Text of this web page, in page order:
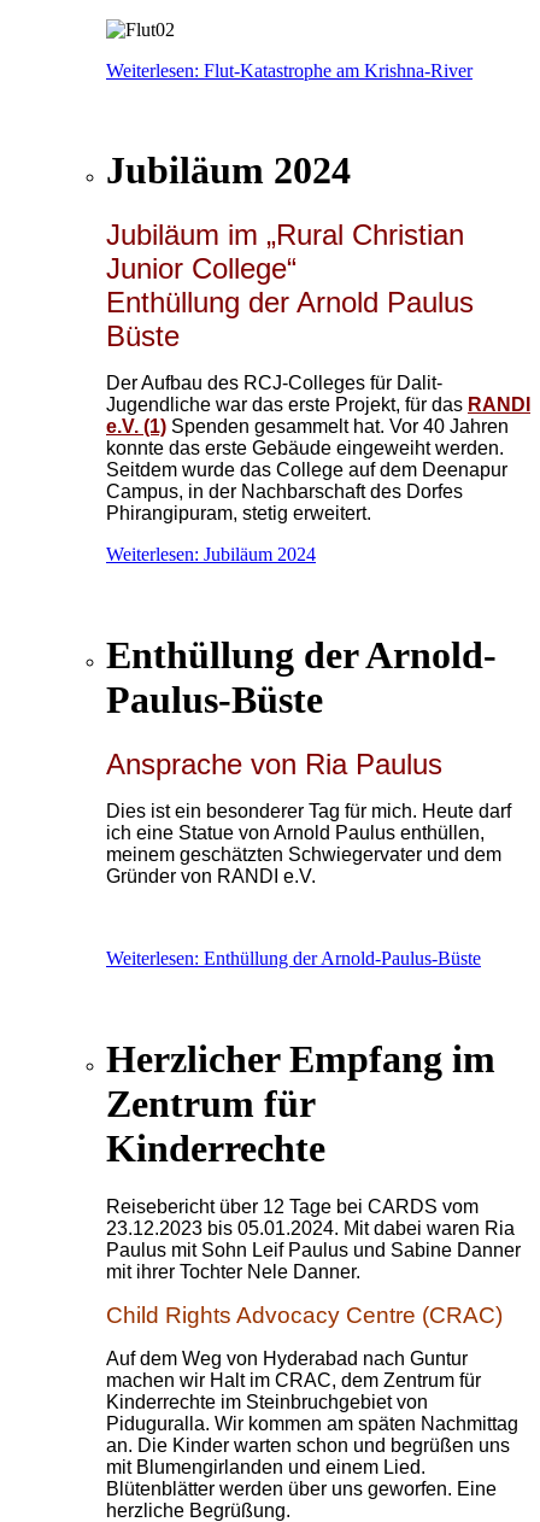
Weiterlesen: Flut-Katastrophe am Krishna-River
Jubiläum 2024
Jubiläum im „Rural Christian
Junior College“
Enthüllung der Arnold Paulus
Büste
Der Aufbau des RCJ-Colleges für Dalit-
Jugendliche war das erste Projekt, für das RANDI
e.V. (1) Spenden gesammelt hat. Vor 40 Jahren
konnte das erste Gebäude eingeweiht werden.
Seitdem wurde das College auf dem Deenapur
Campus, in der Nachbarschaft des Dorfes
Phirangipuram, stetig erweitert.
Weiterlesen: Jubiläum 2024
Enthüllung der Arnold-
Paulus-Büste
Ansprache von Ria Paulus
Dies ist ein besonderer Tag für mich. Heute darf
ich eine Statue von Arnold Paulus enthüllen,
meinem geschätzten Schwiegervater und dem
Gründer von RANDI e.V.
Weiterlesen: Enthüllung der Arnold-Paulus-Büste
Herzlicher Empfang im
Zentrum für
Kinderrechte
Reisebericht über 12 Tage bei CARDS vom
23.12.2023 bis 05.01.2024. Mit dabei waren Ria
Paulus mit Sohn Leif Paulus und Sabine Danner
mit ihrer Tochter Nele Danner.
Child Rights Advocacy Centre (CRAC)
Auf dem Weg von Hyderabad nach Guntur
machen wir Halt im CRAC, dem Zentrum für
Kinderrechte im Steinbruchgebiet von
Piduguralla. Wir kommen am späten Nachmittag
an. Die Kinder warten schon und begrüßen uns
mit Blumengirlanden und einem Lied.
Blütenblätter werden über uns geworfen. Eine
herzliche Begrüßung.